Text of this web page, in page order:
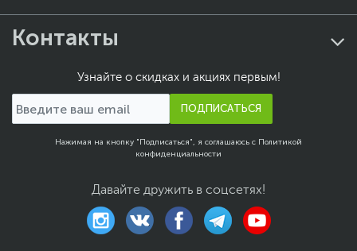
Контакты
Узнайте о скидках и акциях первым!
ПОДПИСАТЬСЯ
Нажимая на кнопку "Подписаться", я соглашаюсь с Политикой
конфиденциальности
Давайте дружить в соцсетях!